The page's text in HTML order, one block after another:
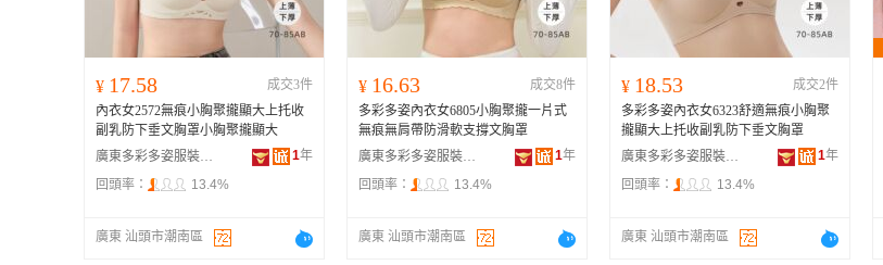
¥ 17.58
成交3件
內衣女2572無痕小胸聚攏顯大上托收
副乳防下垂文胸罩小胸聚攏顯大
廣東多彩多姿服裝有限公司
1年
回頭率：
13.4%
廣東 汕頭市潮南區
¥ 16.63
成交8件
多彩多姿內衣女6805小胸聚攏一片式
無痕無肩帶防滑軟支撐文胸罩
廣東多彩多姿服裝有限公司
1年
回頭率：
13.4%
廣東 汕頭市潮南區
¥ 18.53
成交2件
多彩多姿內衣女6323舒適無痕小胸聚
攏顯大上托收副乳防下垂文胸罩
廣東多彩多姿服裝有限公司
1年
回頭率：
13.4%
廣東 汕頭市潮南區